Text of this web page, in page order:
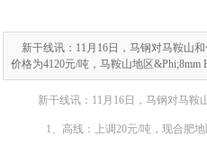
新干线讯：11月16日，马钢对马鞍山
价格为4120元/吨，马鞍山地区&Phi;8mm
新干线讯：11月16日，马钢对马鞍
1、高线：上调20元/吨，现合肥地